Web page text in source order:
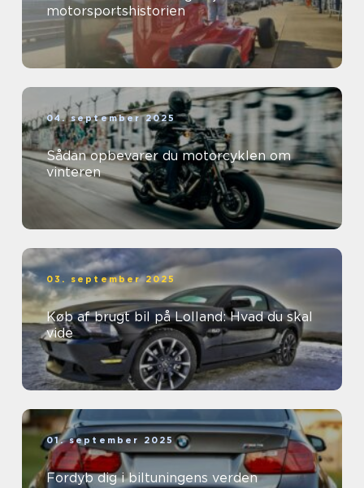
motorsportshistorien
04. september 2025
Sådan opbevarer du motorcyklen om
vinteren
03. september 2025
Køb af brugt bil på Lolland: Hvad du skal
vide
01. september 2025
Fordyb dig i biltuningens verden